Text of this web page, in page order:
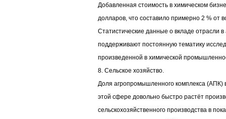
Добавленная стоимость в химическом
долларов, что составило примерно 2 % от
Статистические данные о вкладе отрасли
поддерживают постоянную тематику
произведенной в химической
8. Сельское хозяйство.
Доля агропромышленного комплекса
этой сфере довольно быстро растёт
сельскохозяйственного производства в